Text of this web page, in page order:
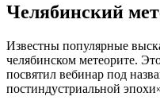
Челябинский
Известны популярные
челябинском метеорите.
посвятил вебинар под
постиндустриальной